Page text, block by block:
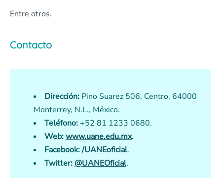
Entre otros.
Contacto
Dirección: Pino Suarez 506, Centro, 64000
Monterrey, N.L., México.
Teléfono: +52 81 1233 0680.
Web:www.uane.edu.mx.
Facebook:/UANEoficial.
Twitter: @UANEOficial.